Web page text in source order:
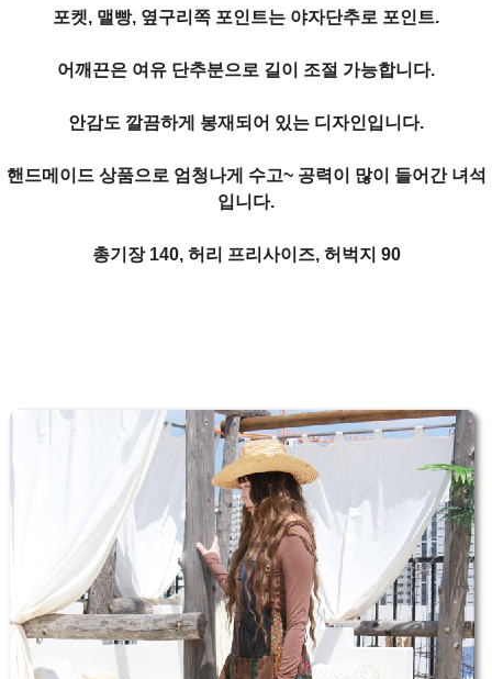
포켓, 맬빵, 옆구리쪽 포인트는 야자단추로 포인트.
어깨끈은 여유 단추분으로 길이 조절 가능합니다.
안감도 깔끔하게 봉재되어 있는 디자인입니다.
핸드메이드 상품으로 엄청나게 수고~ 공력이 많이 들어간 녀석
입니다.
총기장 140, 허리 프리사이즈, 허벅지 90